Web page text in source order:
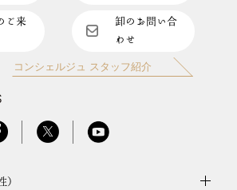
ご来
卸のお問い合
わせ
コンシェルジュ スタッフ紹介